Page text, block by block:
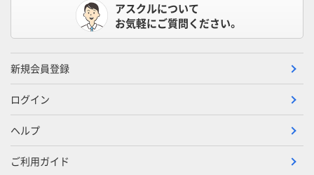
アスクルについて
お気軽にご質問ください。
新規会員登録
ログイン
ヘルプ
ご利用ガイド